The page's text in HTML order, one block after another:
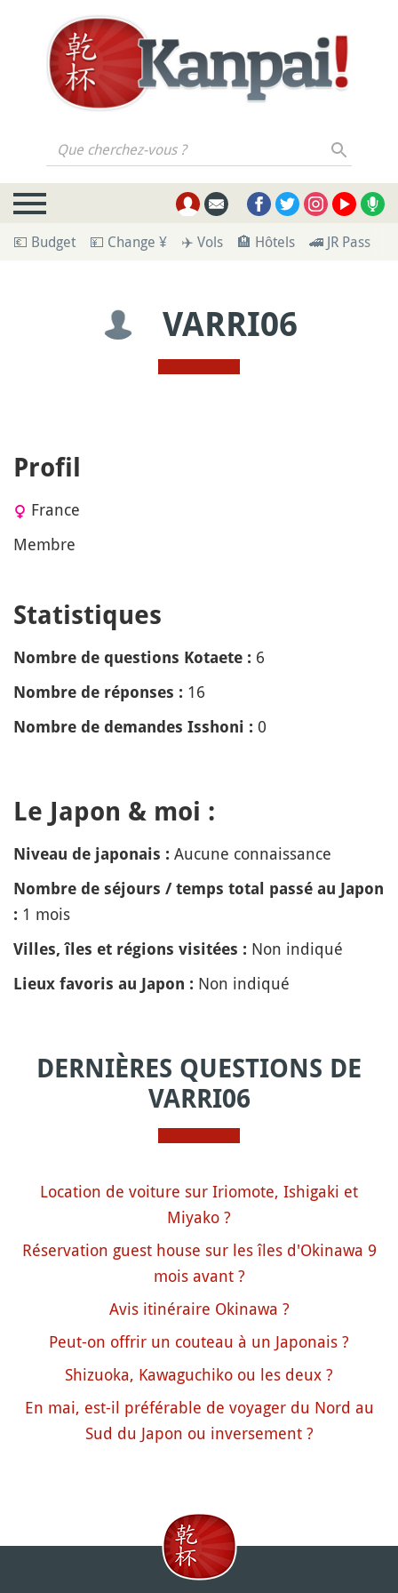
Que cherchez-vous ?
💶 Budget 💴 Change ¥ ✈️ Vols 🏨 Hôtels 🚄 JR Pass
VARRI06
Profil
France
Membre
Statistiques
Nombre de questions Kotaete : 6
Nombre de réponses : 16
Nombre de demandes Isshoni : 0
Le Japon & moi :
Niveau de japonais : Aucune connaissance
Nombre de séjours / temps total passé au Japon
: 1 mois
Villes, îles et régions visitées : Non indiqué
Lieux favoris au Japon : Non indiqué
DERNIÈRES QUESTIONS DE
VARRI06
Location de voiture sur Iriomote, Ishigaki et
Miyako ?
Réservation guest house sur les îles d'Okinawa 9
mois avant ?
Avis itinéraire Okinawa ?
Peut-on offrir un couteau à un Japonais ?
Shizuoka, Kawaguchiko ou les deux ?
En mai, est-il préférable de voyager du Nord au
Sud du Japon ou inversement ?